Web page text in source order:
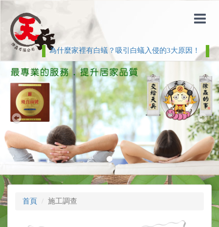
為什麼家裡有白蟻？吸引白蟻入侵的3大原因！ 白
Previous
首頁 施工調查